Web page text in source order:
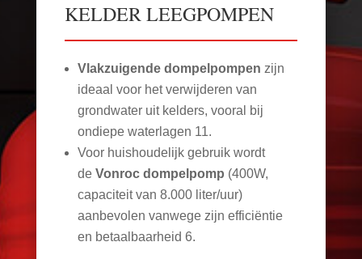
KELDER LEEGPOMPEN
Vlakzuigende dompelpompen zijn
ideaal voor het verwijderen van
grondwater uit kelders, vooral bij
ondiepe waterlagen 11.
Voor huishoudelijk gebruik wordt
de Vonroc dompelpomp (400W,
capaciteit van 8.000 liter/uur)
aanbevolen vanwege zijn efficiëntie
en betaalbaarheid 6.